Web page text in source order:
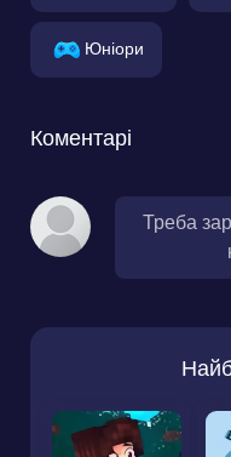
Юніори
Коментарі
Треба